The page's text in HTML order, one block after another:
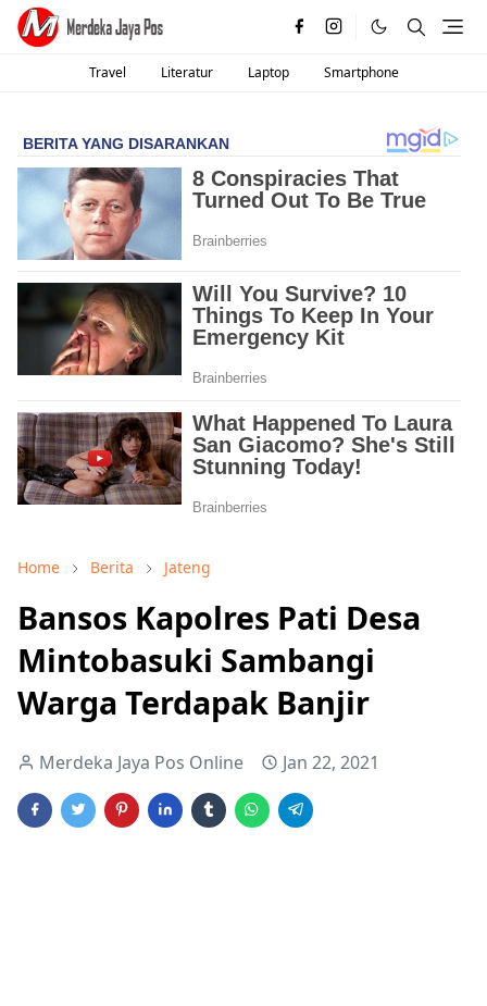
Travel Literatur Laptop Smartphone
Home Berita Jateng
Bansos Kapolres Pati Desa
Mintobasuki Sambangi
Warga Terdapak Banjir
Merdeka Jaya Pos Online Jan 22, 2021